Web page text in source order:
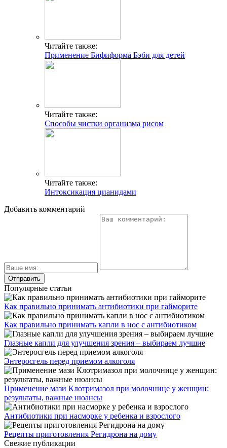
Читайте также:
Применение Бифиформа Бэби для детей
Читайте также:
Способы чистки организма рисом
Читайте также:
Интоксикация цианидами
Добавить комментарий
Популярные статьи
Как правильно принимать антибиотики при гайморите
Как правильно принимать капли в нос с антибиотиком
Глазные капли для улучшения зрения – выбираем лучшие
Энтеросгель перед приемом алкоголя
Применение мази Клотримазол при молочнице у женщин:
результаты, важные нюансы
Антибиотики при насморке у ребенка и взрослого
Рецепты приготовления Регидрона на дому
Свежие публикации